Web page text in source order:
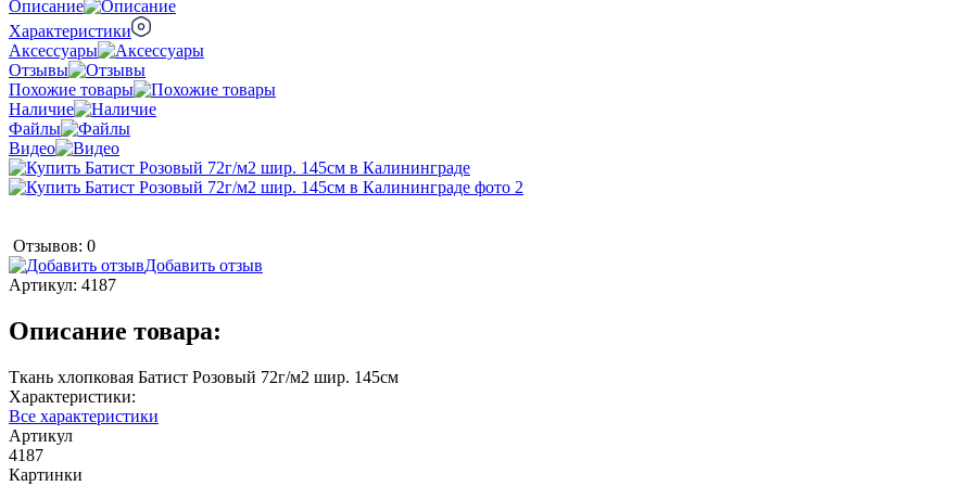
Описание
Характеристики
Аксессуары
Отзывы
Похожие товары
Наличие
Файлы
Видео
Отзывов: 0
Добавить отзыв
Артикул: 4187
Описание товара:
Ткань хлопковая Батист Розовый 72г/м2 шир. 145см
Характеристики:
Все характеристики
Артикул
4187
Картинки